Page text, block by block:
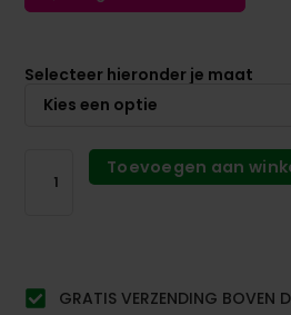
Selecteer hieronder je maat
Toevoegen aan
GRATIS VERZENDING BOVEN